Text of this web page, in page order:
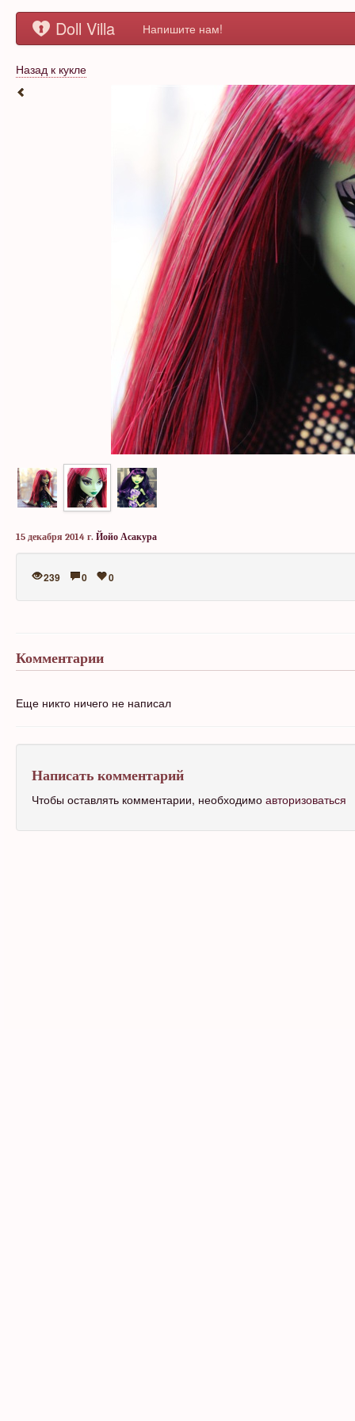
Doll Villa Напишите нам!
Назад к кукле
15 декабря 2014 г. Йойо Асакура
239 0 0
Комментарии
Еще никто ничего не написал
Написать комментарий
Чтобы оставлять комментарии, необходимо авторизоваться